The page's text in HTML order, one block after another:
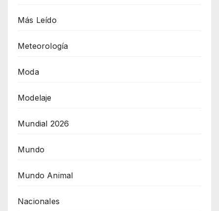
Más Leído
Meteorología
Moda
Modelaje
Mundial 2026
Mundo
Mundo Animal
Nacionales